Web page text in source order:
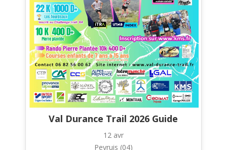
Val Durance Trail 2026 Guide
12 avr
Peyruis (04)